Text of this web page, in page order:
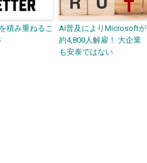
積み重ねるこ
AI普及によりMicrosoftが
約4,800人解雇！ 大企業
も安泰ではない